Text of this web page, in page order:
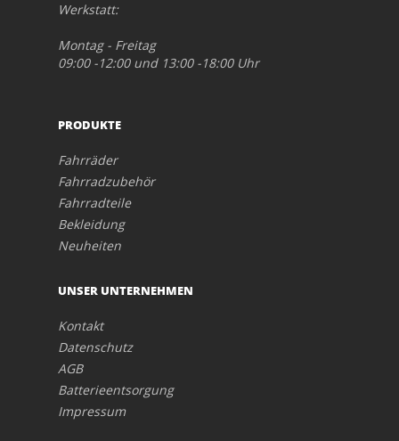
Werkstatt:
Montag - Freitag
09:00 -12:00 und 13:00 -18:00 Uhr
PRODUKTE
Fahrräder
Fahrradzubehör
Fahrradteile
Bekleidung
Neuheiten
UNSER UNTERNEHMEN
Kontakt
Datenschutz
AGB
Batterieentsorgung
Impressum